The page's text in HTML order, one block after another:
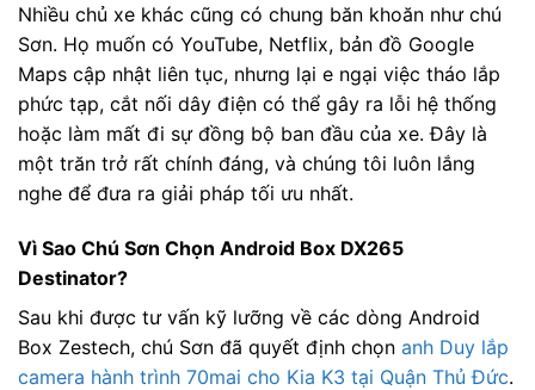
Nhiều chủ xe khác cũng có chung băn khoăn như chú
Sơn. Họ muốn có YouTube, Netflix, bản đồ Google
Maps cập nhật liên tục, nhưng lại e ngại việc tháo lắp
phức tạp, cắt nối dây điện có thể gây ra lỗi hệ thống
hoặc làm mất đi sự đồng bộ ban đầu của xe. Đây là
một trăn trở rất chính đáng, và chúng tôi luôn lắng
nghe để đưa ra giải pháp tối ưu nhất.
Vì Sao Chú Sơn Chọn Android Box DX265
Destinator?
Sau khi được tư vấn kỹ lưỡng về các dòng Android
Box Zestech, chú Sơn đã quyết định chọn anh Duy lắp
camera hành trình 70mai cho Kia K3 tại Quận Thủ Đức.